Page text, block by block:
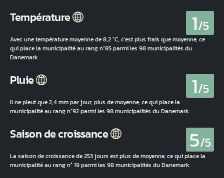
Température 1/5
Avec une température moyenne de 8,2 °C, c'est plus frais que moyenne, ce
qui place la municipalité au rang n°85 parmi les 98 municipalités du
Danemark.
Pluie 1/5
Il ne pleut que 2,4 mm par jour, plus de moyenne, ce qui place la
municipalité au rang n°92 parmi les 98 municipalités du Danemark.
Saison de croissance 5/5
La saison de croissance de 253 jours est plus de moyenne, ce qui place la
municipalité au rang n° 19 parmi les 98 municipalités du Danemark.